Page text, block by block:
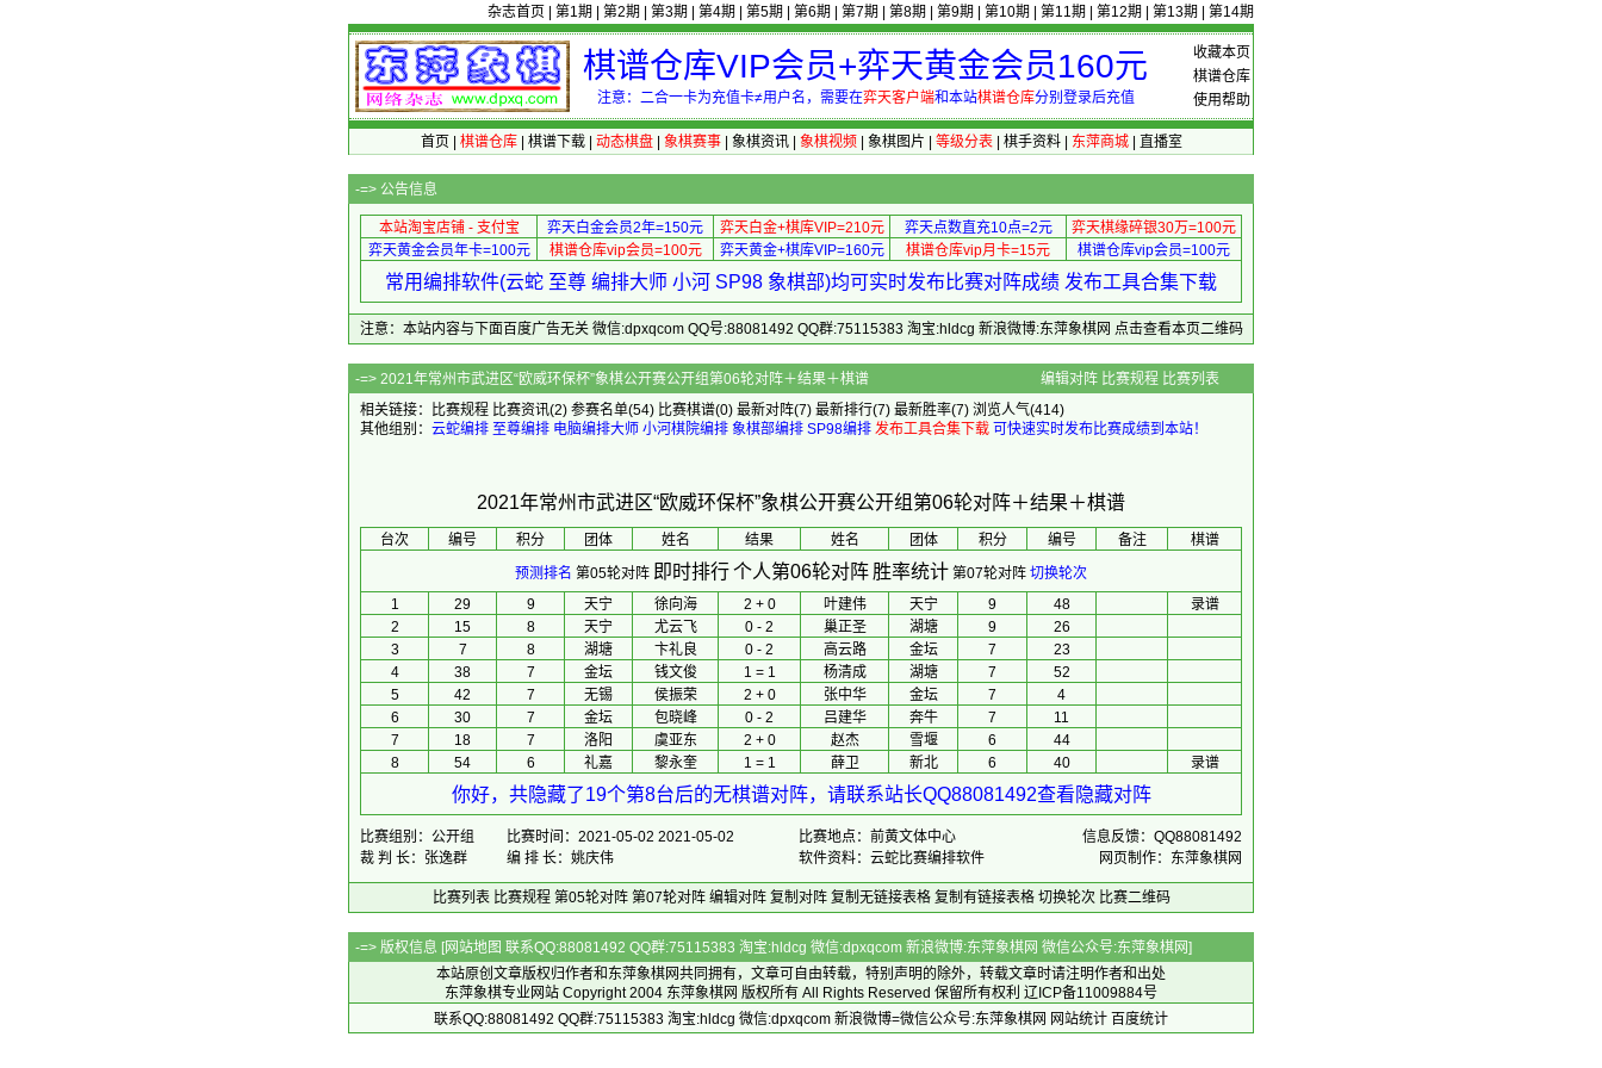
杂志首页 第1期 第2期 第3期 第4期 第5期 第6期 第7期 第8期 第9期 第10期 第11期 第12期 第13期 第14期
收藏本页
棋谱仓库
使用帮助
棋谱仓库VIP会员+弈天黄金会员160元
注意：二合一卡为充值卡≠用户名，需要在弈天客户端和本站棋谱仓库分别登录后充值
首页 棋谱仓库| 棋谱下载| 动态棋盘| 象棋赛事| 象棋资讯| 象棋视频 象棋图片 等级分表| 棋手资料| 东萍商城| 直播室
-=> 公告信息
本站淘宝店铺 - 支付宝 弈天白金会员2年=150元 弈天白金+棋库VIP=210元 弈天点数直充10点=2元
弈天棋缘碎银30万=100元
弈天黄金会员年卡=100元
棋谱仓库vip会员=100元 弈天黄金+棋库VIP=160元 棋谱仓库vip月卡=15元 棋谱仓库vip会员=100元
常用编排软件(云蛇 至尊 编排大师 小河 SP98 象棋部)均可实时发布比赛对阵成绩 发布工具合集下载
注意：本站内容与下面百度广告无关 微信:dpxqcom QQ号:88081492 QQ群:75115383 淘宝:hldcg 新浪微博:东萍象棋网 点击查看本页二维码
-=> 2021年常州市武进区“欧威环保杯”象棋公开赛公开组第06轮对阵＋结果＋棋谱 编辑对阵 比赛规程 比赛列表
相关链接：
比赛规程 比赛资讯(2) 参赛名单(54) 比赛棋谱(0) 最新对阵(7) 最新排行(7) 最新胜率(7) 浏览人气(414)
其他组别： 云蛇编排 至尊编排 电脑编排大师 小河棋院编排 象棋部编排 SP98编排 发布工具合集下载 可快速实时发布比赛成绩到本站！
2021年常州市武进区“欧威环保杯”象棋公开赛公开组第06轮对阵＋结果＋棋谱
台次 编号 积分 团体 姓名 结果 姓名 团体 积分 编号 备注
棋谱
预测排名 第05轮对阵 即时排行个人第06轮对阵 胜率统计 第07轮对阵 切换轮次
1
29 9 天宁 徐向海 2 + 0 叶建伟 天宁 9 48
录谱
2
15 8 天宁 尤云飞 0 - 2 巢正圣 湖塘 9
26
3
7 8 湖塘 卞礼良 0 - 2 高云路 金坛 7
23
4
38 7 金坛 钱文俊 1 = 1 杨清成 湖塘 7
52
5
42 7 无锡 侯振荣 2 + 0 张中华 金坛 7
4
6
30 7 金坛 包晓峰 0 - 2 吕建华 奔牛 7
11
7
18 7 洛阳 虞亚东 2 + 0 赵杰 雪堰 6
44
8
54 6 礼嘉 黎永奎 1 = 1 薛卫 新北 6 40 录谱
你好，共隐藏了19个第8台后的无棋谱对阵，请联系站长QQ88081492查看隐藏对阵
比赛组别：公开组 比赛时间：2021-05-02 2021-05-02 比赛地点：前黄文体中心
信息反馈：QQ88081492
裁 判 长：张逸群
编 排 长：姚庆伟 软件资料：云蛇比赛编排软件 网页制作：东萍象棋网
比赛列表 比赛规程 第05轮对阵 第07轮对阵 编辑对阵 复制对阵 复制无链接表格 复制有链接表格 切换轮次 比赛二维码
-=> 版权信息 [网站地图 联系QQ:88081492 QQ群:75115383 淘宝:hldcg 微信:dpxqcom 新浪微博:东萍象棋网 微信公众号:东萍象棋网]
本站原创文章版权归作者和 东萍象棋网共同拥有，文章可自由转载，特别声明的除外，转载文章时请注明作者和出处
东萍象棋专业网站 Copyright 2004 东萍象棋网 版权所有 All Rights Reserved 保留所有权利 辽ICP备11009884号
联系QQ:88081492 QQ群:75115383 淘宝:hldcg 微信:dpxqcom 新浪微博=微信公众号:东萍象棋网 网站统计 百度统计